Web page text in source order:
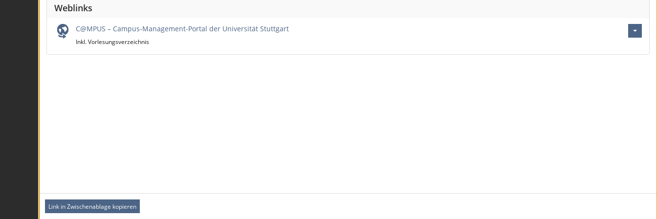
Weblinks
C@MPUS – Campus-Management-Portal der Universität Stuttgart
Inkl. Vorlesungsverzeichnis
Link in Zwischenablage kopieren